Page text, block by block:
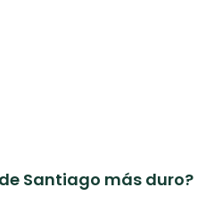
Santiago más duro?